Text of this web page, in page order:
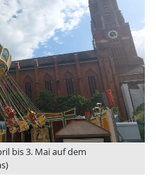
bis 3. Mai auf dem